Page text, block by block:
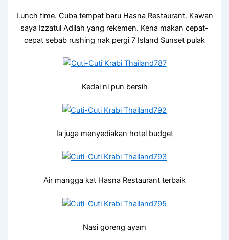
Lunch time. Cuba tempat baru Hasna Restaurant. Kawan
saya Izzatul Adilah yang rekemen. Kena makan cepat-
cepat sebab rushing nak pergi 7 Island Sunset pulak
Kedai ni pun bersih
Ia juga menyediakan hotel budget
Air mangga kat Hasna Restaurant terbaik
Nasi goreng ayam